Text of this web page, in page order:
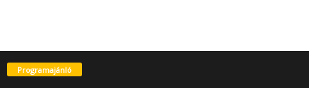
Programajánló